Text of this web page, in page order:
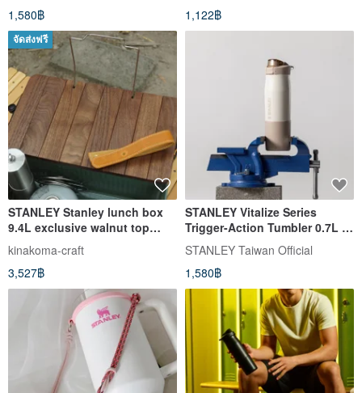
1,580฿
1,122฿
จัดส่งฟรี
STANLEY Stanley lunch box
9.4L exclusive walnut top
plate (leather belt)
kinakoma-craft
3,527฿
STANLEY Vitalize Series
Trigger-Action Tumbler 0.7L /
Ivory White
STANLEY Taiwan Official
1,580฿